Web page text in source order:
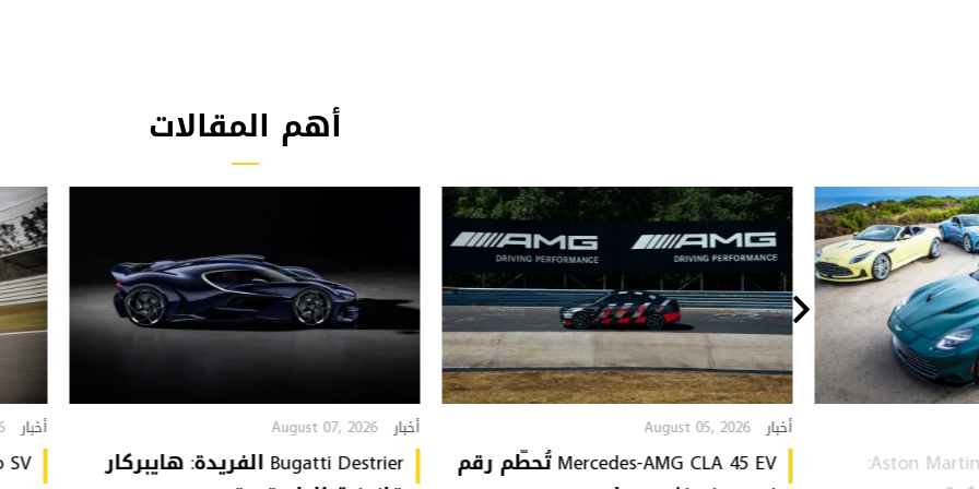
أهم المقالات
Aston Martin Heritage Collection:
أخبار August 05, 2026
Mercedes-AMG CLA 45 EV تُحطّم رقم
أخبار August 07, 2026
Bugatti Destrier الفريدة: هايبركار
أخبار